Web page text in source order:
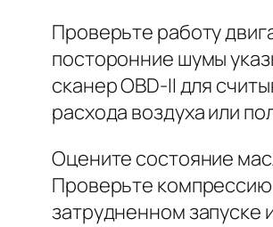
Проверьте работу
посторонние шумы
сканер OBD-II для
расхода воздуха или
Оцените состояние
Проверьте
затрудненном запуске